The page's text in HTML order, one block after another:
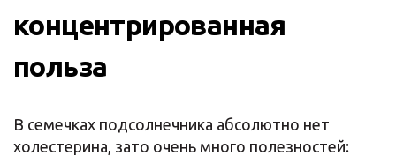
концентрированная
польза
В семечках подсолнечника абсолютно нет
холестерина, зато очень много полезностей: